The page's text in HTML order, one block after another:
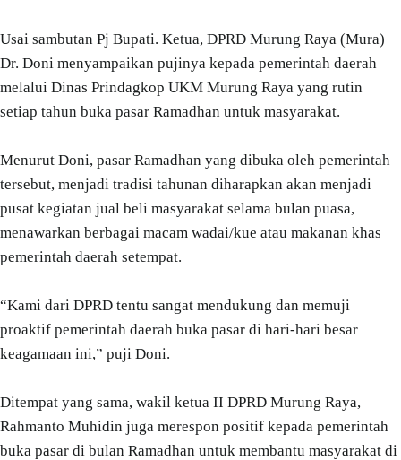
Usai sambutan Pj Bupati. Ketua, DPRD Murung Raya (Mura)
Dr. Doni menyampaikan pujinya kepada pemerintah daerah
melalui Dinas Prindagkop UKM Murung Raya yang rutin
setiap tahun buka pasar Ramadhan untuk masyarakat.
Menurut Doni, pasar Ramadhan yang dibuka oleh pemerintah
tersebut, menjadi tradisi tahunan diharapkan akan menjadi
pusat kegiatan jual beli masyarakat selama bulan puasa,
menawarkan berbagai macam wadai/kue atau makanan khas
pemerintah daerah setempat.
“Kami dari DPRD tentu sangat mendukung dan memuji
proaktif pemerintah daerah buka pasar di hari-hari besar
keagamaan ini,” puji Doni.
Ditempat yang sama, wakil ketua II DPRD Murung Raya,
Rahmanto Muhidin juga merespon positif kepada pemerintah
buka pasar di bulan Ramadhan untuk membantu masyarakat di